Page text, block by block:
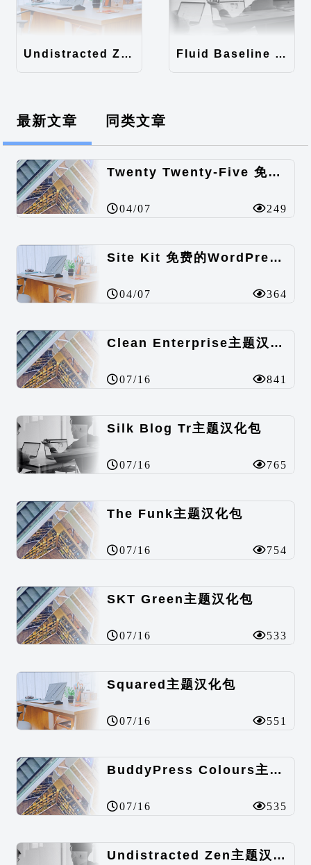
Undistracted Zen主题汉化包 Fluid Baseline Grid主题汉化包
最新文章 同类文章
Twenty Twenty-Five 免费的WordPress内容主题
04/07 249
Site Kit 免费的WordPress数据统计插件
04/07 364
Clean Enterprise主题汉化包
07/16 841
Silk Blog Tr主题汉化包
07/16 765
The Funk主题汉化包
07/16 754
SKT Green主题汉化包
07/16 533
Squared主题汉化包
07/16 551
BuddyPress Colours主题汉化包
07/16 535
Undistracted Zen主题汉化包